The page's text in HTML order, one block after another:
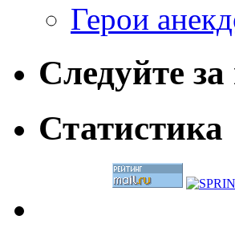
Герои
Следуйте
Статистика